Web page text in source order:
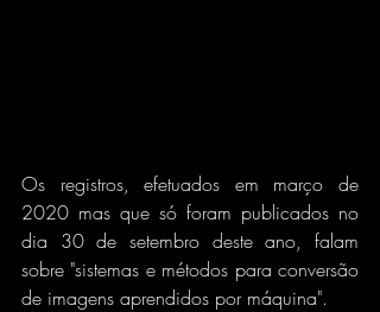
Os registros, efetuados em março de
2020 mas que só foram publicados no
dia 30 de setembro deste ano, falam
sobre "sistemas e métodos para conversão
de imagens aprendidos por máquina".